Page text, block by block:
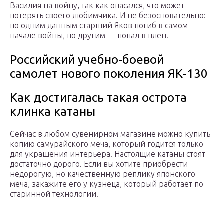
Василия на войну, так как опасался, что может
потерять своего любимчика. И не безосновательно:
по одним данным старший Яков погиб в самом
начале войны, по другим — попал в плен.
Российский учебно-боевой
самолет нового поколения ЯК-130
Как достигалась такая острота
клинка катаны
Сейчас в любом сувенирном магазине можно купить
копию самурайского меча, который годится только
для украшения интерьера. Настоящие катаны стоят
достаточно дорого. Если вы хотите приобрести
недорогую, но качественную реплику японского
меча, закажите его у кузнеца, который работает по
старинной технологии.